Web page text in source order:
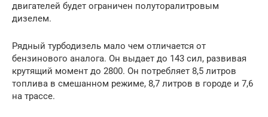
двигателей будет ограничен полуторалитровым
дизелем.
Рядный турбодизель мало чем отличается от
бензинового аналога. Он выдает до 143 сил, развивая
крутящий момент до 2800. Он потребляет 8,5 литров
топлива в смешанном режиме, 8,7 литров в городе и 7,6
на трассе.